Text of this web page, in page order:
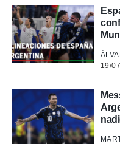
no
Puedes
acceder a
web a
19/